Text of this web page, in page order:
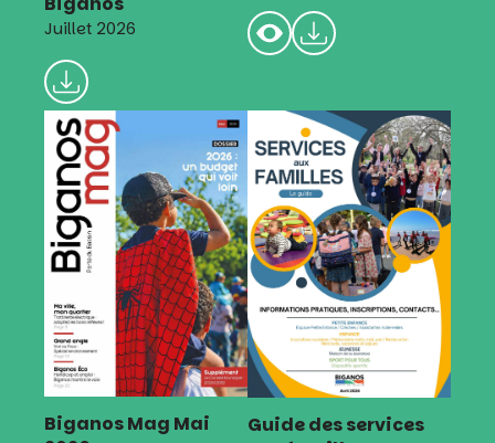
Juillet 2026
Biganos Mag Mai
Guide des services